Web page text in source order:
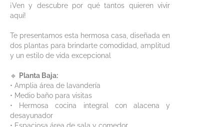
¡Ven y descubre por qué tantos quieren vivir
aquí!
Te presentamos esta hermosa casa, diseñada en
dos plantas para brindarte comodidad, amplitud
y un estilo de vida excepcional
🔹
Planta Baja:
• Amplia área de lavandería
• Medio baño para visitas
• Hermosa cocina integral con alacena y
desayunador